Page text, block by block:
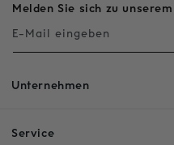
Unternehmen
Service
Melden Sie sich zu
E-Mail eingeben